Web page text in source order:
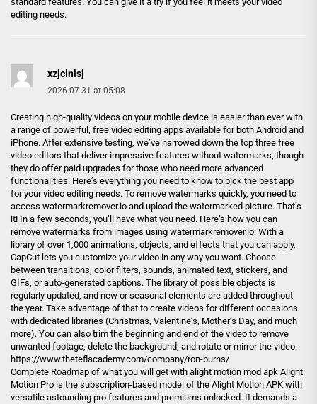
editing needs.
xzjclnisj
2026-07-31 at 05:08
Creating high-quality videos on your mobile device is easier than ever with
a range of powerful, free video editing apps available for both Android and
iPhone. After extensive testing, we’ve narrowed down the top three free
video editors that deliver impressive features without watermarks, though
they do offer paid upgrades for those who need more advanced
functionalities. Here’s everything you need to know to pick the best app
for your video editing needs. To remove watermarks quickly, you need to
access watermarkremover.io and upload the watermarked picture. That’s
it! In a few seconds, you’ll have what you need. Here’s how you can
remove watermarks from images using watermarkremover.io: With a
library of over 1,000 animations, objects, and effects that you can apply,
CapCut lets you customize your video in any way you want. Choose
between transitions, color filters, sounds, animated text, stickers, and
GIFs, or auto-generated captions. The library of possible objects is
regularly updated, and new or seasonal elements are added throughout
the year. Take advantage of that to create videos for different occasions
with dedicated libraries (Christmas, Valentine’s, Mother’s Day, and much
more). You can also trim the beginning and end of the video to remove
unwanted footage, delete the background, and rotate or mirror the video.
https://www.theteflacademy.com/company/ron-burns/
Complete Roadmap of what you will get with alight motion mod apk Alight
Motion Pro is the subscription-based model of the Alight Motion APK with
versatile astounding pro features and premiums unlocked. It demands a